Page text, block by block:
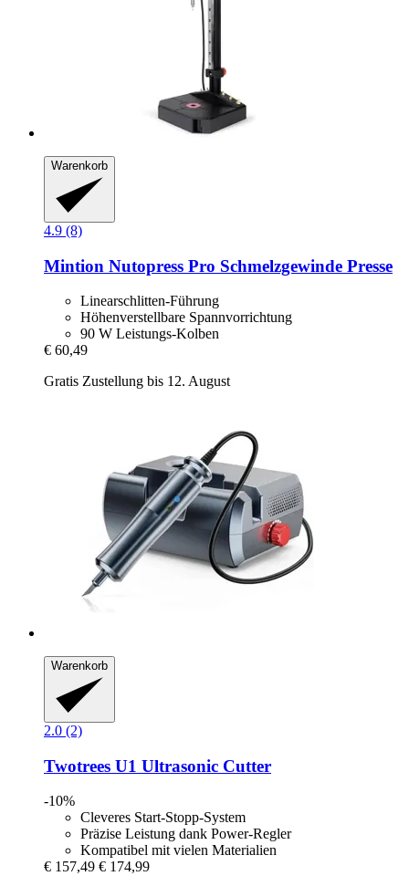
Warenkorb
4.9 (8)
Mintion Nutopress Pro Schmelzgewinde Presse
Linearschlitten-Führung
Höhenverstellbare Spannvorrichtung
90 W Leistungs-Kolben
€ 60,49
Gratis Zustellung bis 12. August
Warenkorb
2.0 (2)
Twotrees U1 Ultrasonic Cutter
-10%
Cleveres Start-Stopp-System
Präzise Leistung dank Power-Regler
Kompatibel mit vielen Materialien
€ 157,49 € 174,99